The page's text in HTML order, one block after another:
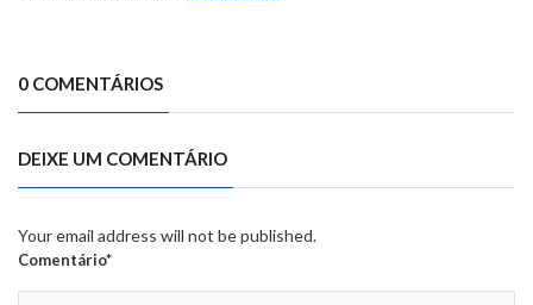
0 COMENTÁRIOS
DEIXE UM COMENTÁRIO
Your email address will not be published.
Comentário*